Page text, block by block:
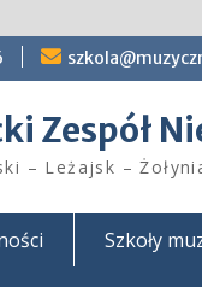
Zespół
– Leżajsk –
Szkoły